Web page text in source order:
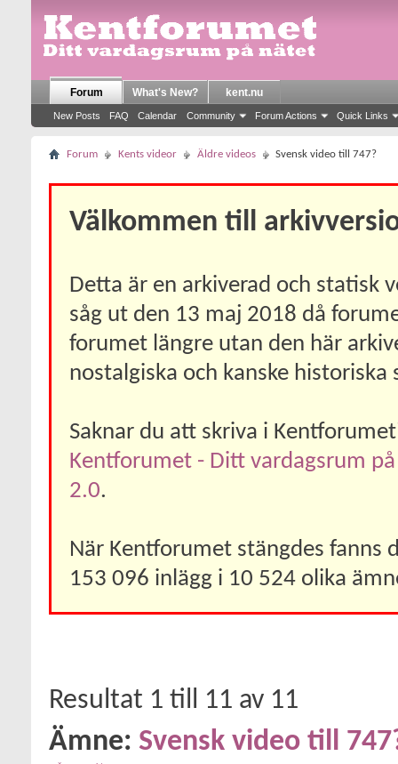
Forum
New Posts FAQ Calendar Community Forum Actions Quick Links
What's New? kent.nu
Forum Kents videor Äldre videos Svensk video till 747?
Välkommen till
Detta är en arkiverad och statisk
såg ut den 13 maj 2018 då
forumet längre utan den här
nostalgiska och kanske historiska
Saknar du att skriva i
Kentforumet - Ditt vardagsrum
2.0.
När Kentforumet stängdes fanns
153 096 inlägg i 10 524 olika
Resultat 1 till 11 av 11
Ämne: Svensk video till